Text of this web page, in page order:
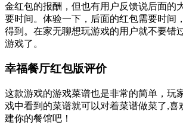
金红包的报酬，但也有用户反馈说后面的
要时间。体验一下，后面的红包需要时间
得到。在家无聊想玩游戏的用户就不要错
游戏了。
幸福餐厅红包版评价
这款游戏的游戏菜谱也是非常的简单，玩
戏中看到的菜谱就可以对着菜谱做菜了,喜
建你的餐馆吧！